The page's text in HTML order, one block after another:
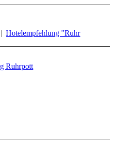
|Hotelempfehlung "Ruhr